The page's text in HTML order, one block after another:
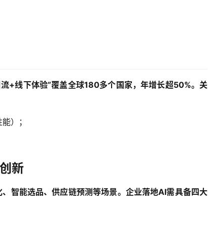
+线下体验”覆盖全球180多个国家，年增长超50%。关
）；
新
智能选品、供应链预测等场景。企业落地AI需具备四大